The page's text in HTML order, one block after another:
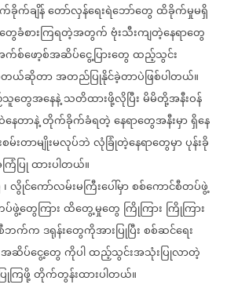
ခိုက်ချိန်တော်လှန်ရေးရဲဘော်တွေထိခိုက်မှုမရှိ
တွေခံစားကြရတဲ့အတွက်ဗုံးသီးကျတဲ့နေရာတွေ
စ်ဖော့စ်အဆိပ်ငွေ့ပြားတွေထည့်သွင်း
ယ်ဆိုတာအတည်ပြုနိုင်ခဲ့တာပဲဖြစ်ပါတယ်။
သူတွေအနေနဲ့သတိထားဖို့လိုပြီးမိမိတို့အနီးဝန်
နေတာနဲ့တိုက်ခိုက်ခံရတဲ့နေရာတွေအနီးမှာရှိနေ
မ်းတာမျိုးမလုပ်ဘဲလုံခြုံတဲ့နေရာတွေမှာပုန်းခို
ြံပြုထားပါတယ်။
၊လွိုင်ကော်လမ်းမကြီးပေါ်မှာစစ်ကောင်စီတပ်ဖွဲ့
ဖွဲ့တွေကြားထိတွေ့မှုတွေ ကြိုကြား ကြိုကြား
စီဘက်ကဒရုန်းတွေကိုအားပြုပြီးစစ်ဆင်ရေး
အဆိပ်ငွေ့တွေကိုပါထည့်သွင်းအသုံးပြုလာတဲ့
ကြဖို့တိုက်တွန်းထားပါတယ်။